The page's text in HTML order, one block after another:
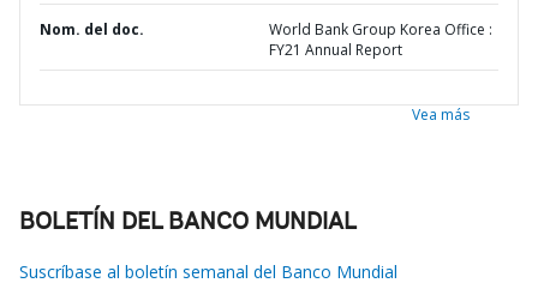
Nom. del doc.
World Bank Group Korea Office :
FY21 Annual Report
Vea más
BOLETÍN DEL BANCO MUNDIAL
Suscríbase al boletín semanal del Banco Mundial